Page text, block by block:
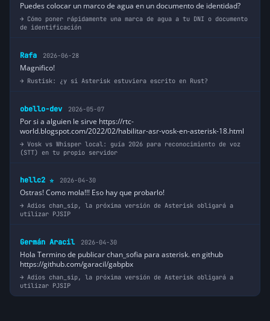
Puedes colocar un marco de agua en un documento de identidad?
Cómo poner rápidamente una marca de agua a tu DNI o documento
de identificación
Rafa 2026-06-28
Magnifico!
Rustisk: ¿y si Asterisk estuviera escrito en Rust?
obello-dev 2026-05-07
Por si a alguien le sirve https://rtc-
world.blogspot.com/2022/02/habilitar-asr-vosk-en-asterisk-18.html
Vosk vs Whisper local: guía 2026 para reconocimiento de voz
(STT) en tu propio servidor
hellc2 ⭐ 2026-04-30
Ostras! Como mola!!! Eso hay que probarlo!
Adios chan_sip, la próxima versión de Asterisk obligará a
utilizar PJSIP
Germán Aracil 2026-04-30
Hola Termino de publicar chan_sofia para asterisk. en github
https://github.com/garacil/gabpbx
Adios chan_sip, la próxima versión de Asterisk obligará a
utilizar PJSIP